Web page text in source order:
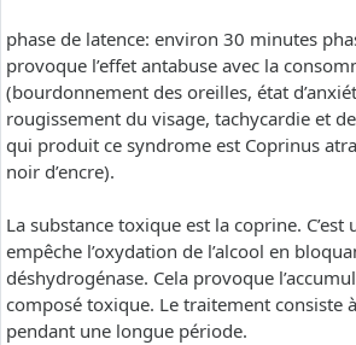
phase de latence: environ 30 minutes
provoque l’effet antabuse avec la
(bourdonnement des oreilles, état
rougissement du visage, tachycardie et
qui produit ce syndrome est Coprinus
noir d’encre).
La substance toxique est la coprine.
empêche l’oxydation de l’alcool en
déshydrogénase. Cela provoque
composé toxique. Le traitement consiste
pendant une longue période.